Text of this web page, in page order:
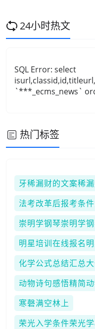
24小时热文
SQL Error: select
`***_ecms_news`
热门标签
牙稀漏财的文案稀
法考改革后报考条
崇明学钢琴崇明学
明星培训在线报名
化学公式总结汇总
动物诗句感悟精简
寒磬满空林上
荣光入学条件荣光